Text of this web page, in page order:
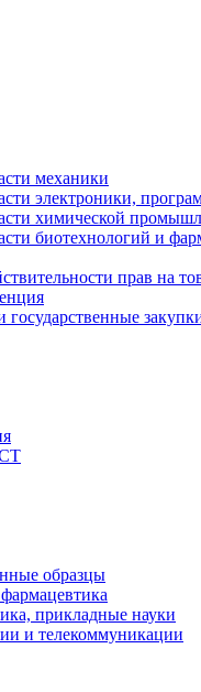
механики
электроники,
химической
биотехнологий и
прав на
образцы
прикладные науки
и телекоммуникации